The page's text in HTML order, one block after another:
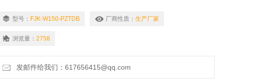
动开关门的限位、轿厢的上、下限位保护。
型号： FJK-W150-PZTDB 厂商性质： 生产厂家
浏览量： 2758
发邮件给我们：617656415@qq.com